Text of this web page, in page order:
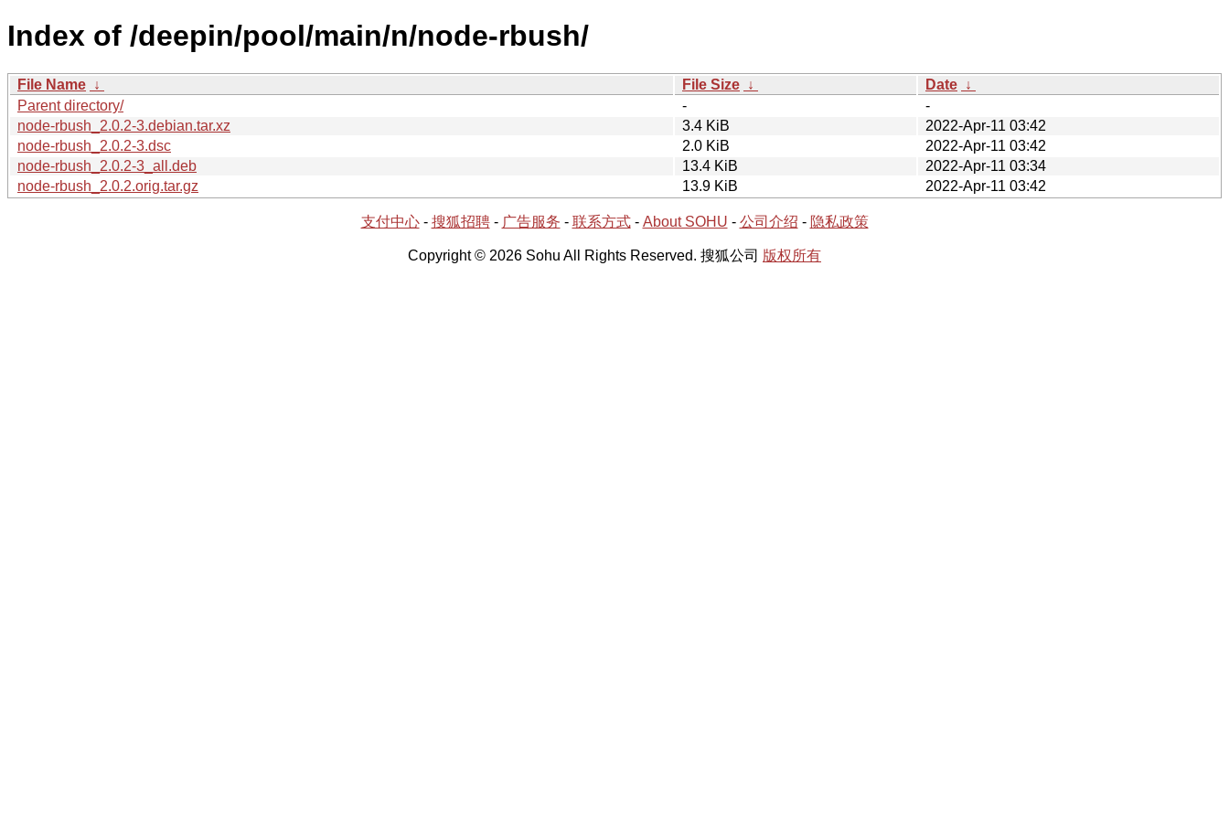
Index of /deepin/pool/main/n/node-rbush/
File Name ↓ File Size ↓ Date ↓
Parent directory/
-
-
node-rbush_2.0.2-3.debian.tar.xz
3.4 KiB
2022-Apr-11 03:42
node-rbush_2.0.2-3.dsc
2.0 KiB
2022-Apr-11 03:42
node-rbush_2.0.2-3_all.deb
13.4 KiB
2022-Apr-11 03:34
node-rbush_2.0.2.orig.tar.gz
13.9 KiB 2022-Apr-11 03:42
支付中心- 搜狐招聘- 广告服务 - 联系方式- About SOHU - 公司介绍 - 隐私政策
Copyright © 2026 Sohu All Rights Reserved. 搜狐公司 版权所有